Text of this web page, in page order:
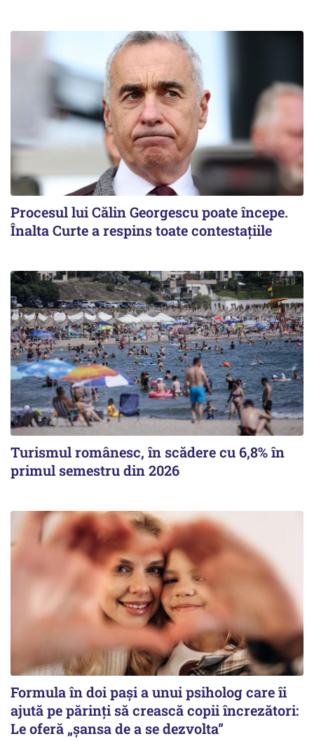
Procesul lui Călin Georgescu poate începe.
Înalta Curte a respins toate contestațiile
Turismul românesc, în scădere cu 6,8% în
primul semestru din 2026
Formula în doi pași a unui psiholog care îi
ajută pe părinți să crească copii încrezători:
Le oferă „șansa de a se dezvolta”